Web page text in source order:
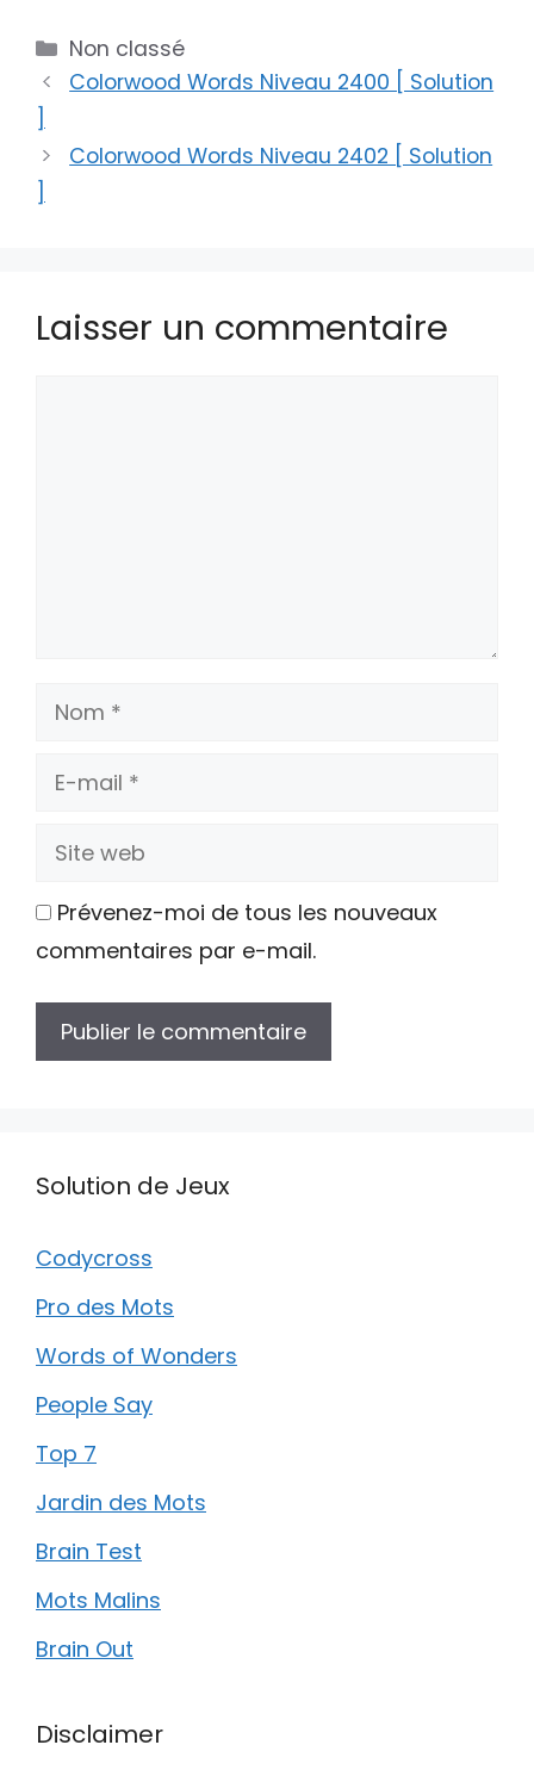
Catégories
Non classé
Colorwood Words Niveau 2400 [ Solution
Colorwood Words Niveau 2402 [ Solution
Laisser un commentaire
Nom
E-
Site
Prévenez-moi de tous les nouveaux
commentaires par e-mail.
Solution de Jeux
Codycross
Pro des Mots
Words of Wonders
People Say
Top 7
Jardin des Mots
Brain Test
Mots Malins
Brain Out
Disclaimer